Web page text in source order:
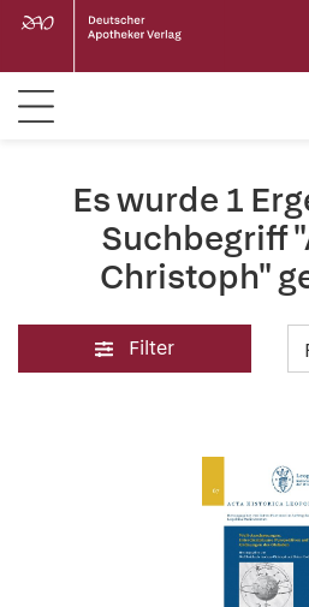
Es wurde 1
Suchbegriff
Christoph"
Filter